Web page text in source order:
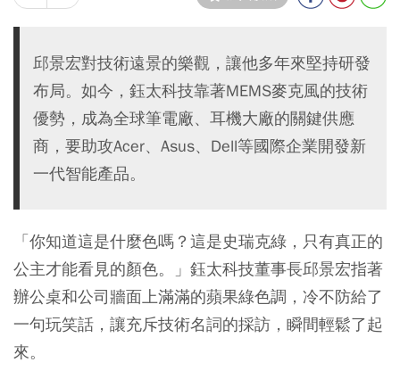
邱景宏對技術遠景的樂觀，讓他多年來堅持研發
布局。如今，鈺太科技靠著MEMS麥克風的技術
優勢，成為全球筆電廠、耳機大廠的關鍵供應
商，要助攻Acer、Asus、Dell等國際企業開發新
一代智能產品。
「你知道這是什麼色嗎？這是史瑞克綠，只有真正的
公主才能看見的顏色。」鈺太科技董事長邱景宏指著
辦公桌和公司牆面上滿滿的蘋果綠色調，冷不防給了
一句玩笑話，讓充斥技術名詞的採訪，瞬間輕鬆了起
來。